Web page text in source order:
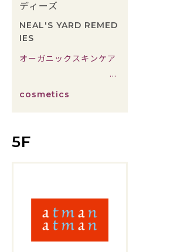
ディーズ
NEAL'S YARD REMED
IES
オーガニックスキンケア
cosmetics
5F